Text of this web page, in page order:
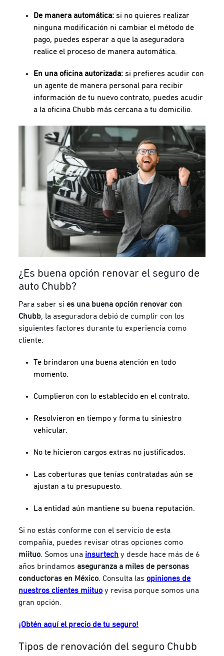
De manera automática:si no quieres realizar
ninguna modificación ni cambiar el método de
pago, puedes esperar a que la aseguradora
realice el proceso de manera automática.
En una oficina autorizada:si prefieres acudir con
un agente de manera personal para recibir
información de tu nuevo contrato, puedes acudir
a la oficina Chubb más cercana a tu domicilio.
¿Es buena opción renovar el seguro de
auto Chubb?
Para saber sies una buena opción renovar con
Chubb, la aseguradora debió de cumplir con los
siguientes factores durante tu experiencia como
cliente:
Te brindaron una buena atención en todo
momento.
Cumplieron con lo establecido en el contrato.
Resolvieron en tiempo y forma tu siniestro
vehicular.
No te hicieron cargos extras no justificados.
Las coberturas que tenías contratadas aún se
ajustan a tu presupuesto.
La entidad aún mantiene su buena reputación.
Si no estás conforme con el servicio de esta
compañía, puedes revisar otras opciones como
miituo. Somos una insurtech y desde hace más de 6
años brindamos aseguranza a miles de personas
conductoras en México. Consulta lasopiniones de
nuestros clientes miituo y revisa porque somos una
gran opción.
¡Obtén aquí el precio de tu seguro!
Tipos de renovación del seguro Chubb